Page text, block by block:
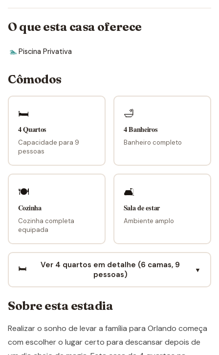
O que esta casa oferece
🏊Piscina Privativa
Cômodos
🛏
4 Quartos
Capacidade para 9
pessoas
🛁
4 Banheiros
Banheiro completo
🍽
Cozinha
Cozinha completa
equipada
🛋
Sala de estar
Ambiente amplo
🛏️
Ver 4 quartos em detalhe (6 camas, 9
pessoas)
▼
Sobre esta estadia
Realizar o sonho de levar a família para Orlando começa
com escolher o lugar certo para descansar depois de